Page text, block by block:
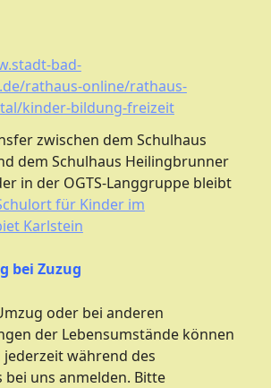
bad-
rathaus-online/rathaus-
kinder-bildung-freizeit
zwischen dem Schulhaus
dem Schulhaus Heilingbrunner
in der OGTS-Langgruppe bleibt
für Kinder im
Karlstein
bei Zuzug
oder bei anderen
der Lebensumstände können
jederzeit während des
bei uns anmelden. Bitte